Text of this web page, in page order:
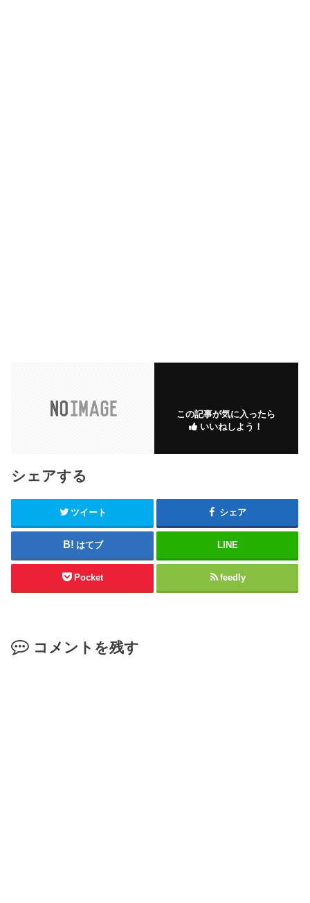
この記事が気に入ったら
いいねしよう！
シェアする
ツイート シェア
はてブ LINE
Pocket feedly
コメントを残す